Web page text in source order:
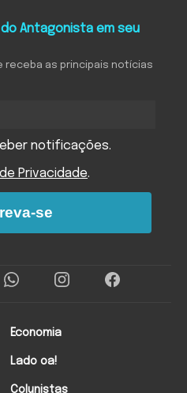
Economia
Lado oa!
Colunistas
Antagonista em seu
receba as principais notícias
notificações.
Privacidade.
se